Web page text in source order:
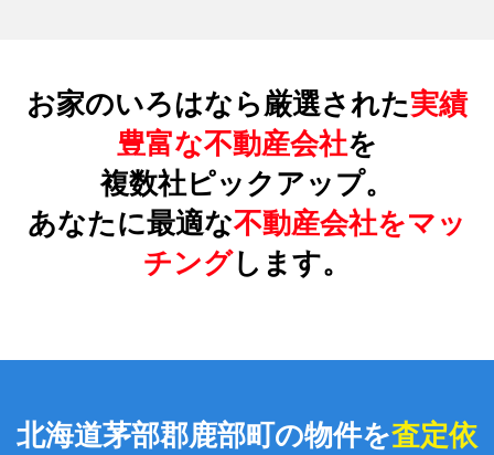
お家のいろはなら厳選された実績
豊富な不動産会社を
複数社ピックアップ。
あなたに最適な不動産会社をマッ
チングします。
北海道茅部郡鹿部町の物件を査定依